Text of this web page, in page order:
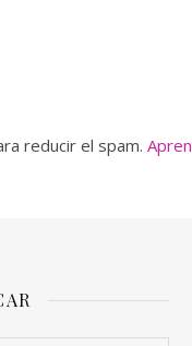
reducir el spam.